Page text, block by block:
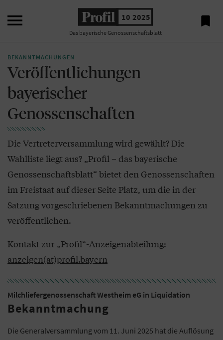
 10 2025
Das bayerische Genossenschaftsblatt

BEKANNTMACHUNGEN
Veröffentlichungen
bayerischer
Genossenschaften
Die Vertreterversammlung wird gewählt? Die
Wahlliste liegt aus? „Profil – das bayerische
Genossenschaftsblatt“ bietet den Genossenschaften
im Freistaat auf dieser Seite Platz, um die in der
Satzung vorgeschriebenen Bekanntmachungen zu
veröffentlichen.
Kontakt zur „Profil“-Anzeigenabteilung:
anzeigen(at)profil.bayern
Milchliefergenossenschaft Westheim eG in Liquidation
Bekanntmachung
Die Generalversammlung vom 11. Juni 2025 hat die Auflösung